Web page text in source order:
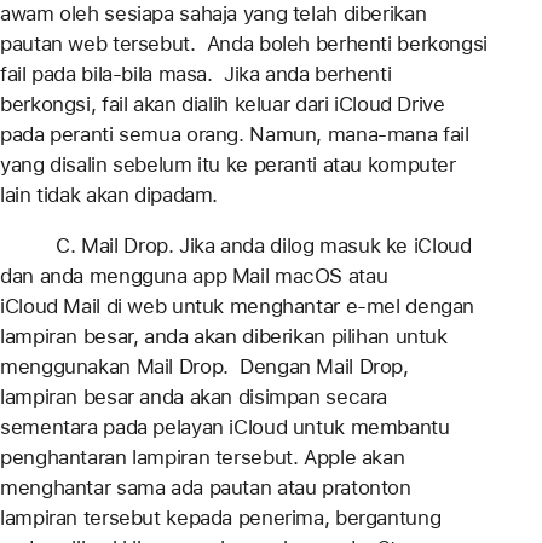
awam oleh sesiapa sahaja yang telah diberikan
pautan web tersebut. Anda boleh berhenti berkongsi
fail pada bila-bila masa. Jika anda berhenti
berkongsi, fail akan dialih keluar dari iCloud Drive
pada peranti semua orang. Namun, mana-mana fail
yang disalin sebelum itu ke peranti atau komputer
lain tidak akan dipadam.
C. Mail Drop. Jika anda dilog masuk ke iCloud
dan anda mengguna app Mail macOS atau
iCloud Mail di web untuk menghantar e-mel dengan
lampiran besar, anda akan diberikan pilihan untuk
menggunakan Mail Drop. Dengan Mail Drop,
lampiran besar anda akan disimpan secara
sementara pada pelayan iCloud untuk membantu
penghantaran lampiran tersebut. Apple akan
menghantar sama ada pautan atau pratonton
lampiran tersebut kepada penerima, bergantung